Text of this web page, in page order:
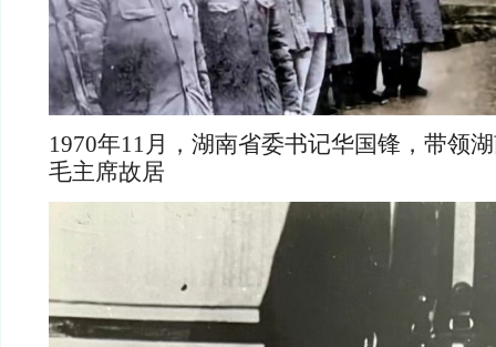
1970年11月，湖南省委书记华国锋，带领
毛主席故居